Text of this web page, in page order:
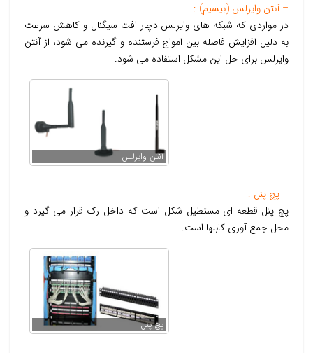
– آنتن وایرلس (بیسیم) :
در مواردی که شبکه های وایرلس دچار افت سیگنال و کاهش سرعت
به دلیل افزایش فاصله بین امواج فرستنده و گیرنده می شود، از آنتن
وایرلس برای حل این مشکل استفاده می شود.
آنتن وایرلس
– پچ پنل :
پچ پنل قطعه ای مستطیل شکل است که داخل رک قرار می گیرد و
محل جمع آوری کابلها است.
پچ پنل